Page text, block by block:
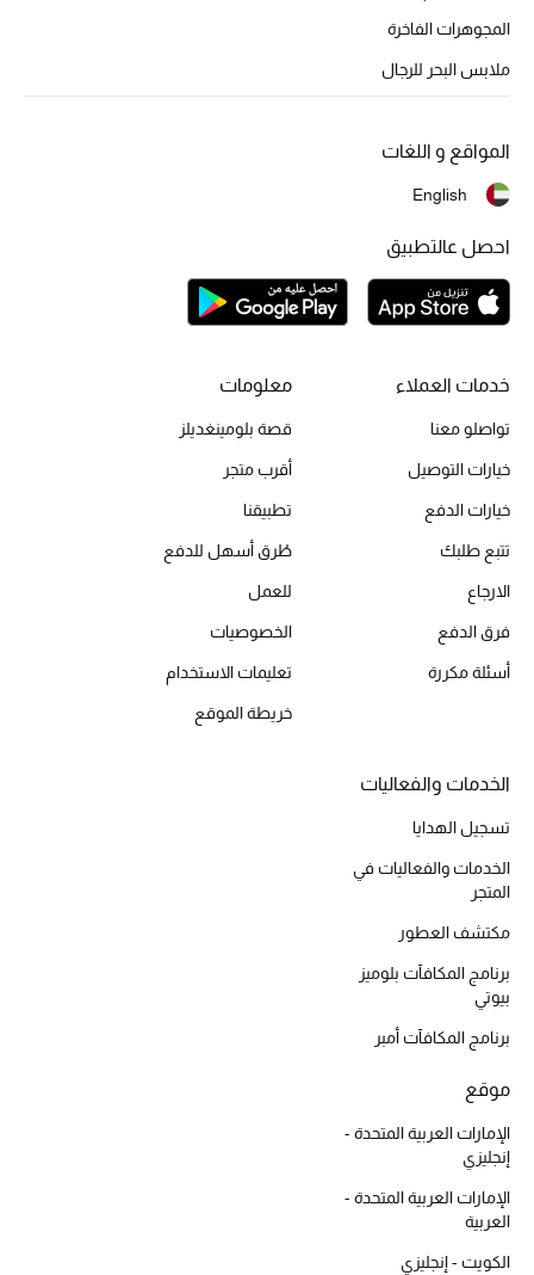
جميع الحقائب النسائية
جميع الإكسسورات النسائية
تسوقوا للنساء
الحقائب
دليل ملتزمات الحقائب
حقائب الأطفال
أبرز المصممين
الموسم الجديد
أحذية النسائية
تشكيلة الأحذية
الأحذية الرجالية
أحذية للأطفال
أبرز المصممين
المجوهرات الفاخرة
ملابس البحر للرجال
خدمات العملاء
تواصلو معنا
خيارات التوصيل
خيارات الدفع
تتبع طلبك
الارجاع
فرق الدفع
أسئلة مكررة
معلومات
قصة بلومينغديلز
أقرب متجر
تطبيقنا
طُرق أسهل للدفع
للعمل
الخصوصيات
تعليمات الاستخدام
خريطة الموقع
الخدمات والفعاليات
تسجيل الهدايا
الخدمات والفعاليات في
المتجر
مكتشف العطور
برنامج المكافآت بلوميز
بيوتي
برنامج المكافآت أمبر
موقع
الإمارات العربية المتحدة -
إنجليزي
الإمارات العربية المتحدة -
العربية
الكويت - إنجليزي
المواقع و اللغات
English
احصل عالتطبيق